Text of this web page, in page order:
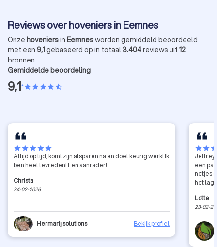
Reviews over hoveniers in Eemnes
Onze hoveniersin Eemnesworden gemiddeld beoordeeld
met een 9,1gebaseerd op in totaal3.404reviews uit 12
bronnen
Gemiddelde beoordeling
9,1•starstarstarstarstar_half
starstarstarstarstar
Altijd op tijd, komt zijn afsparen na en doet keurig werk! Ik
ben heel tevreden! Een aanrader!
Christa
24-02-2026
Hermarij solutions Bekijk profiel
starstar
Jeffrey
een
netjes
het
Lotte
23-02-